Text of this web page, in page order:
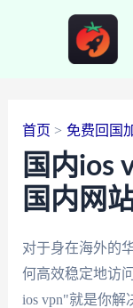
首页 免费回国
国内ios
国内网
对于身在海外的
何高效稳定地访
ios vpn"就是你解